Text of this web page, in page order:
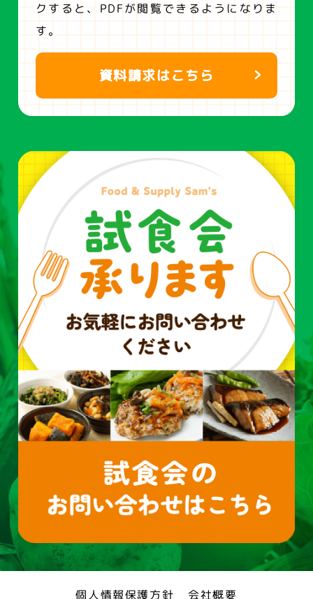
クすると、 PDFが閲覧できるようになりま
す。
資料請求はこちら
個人情報保護方針 会社概要